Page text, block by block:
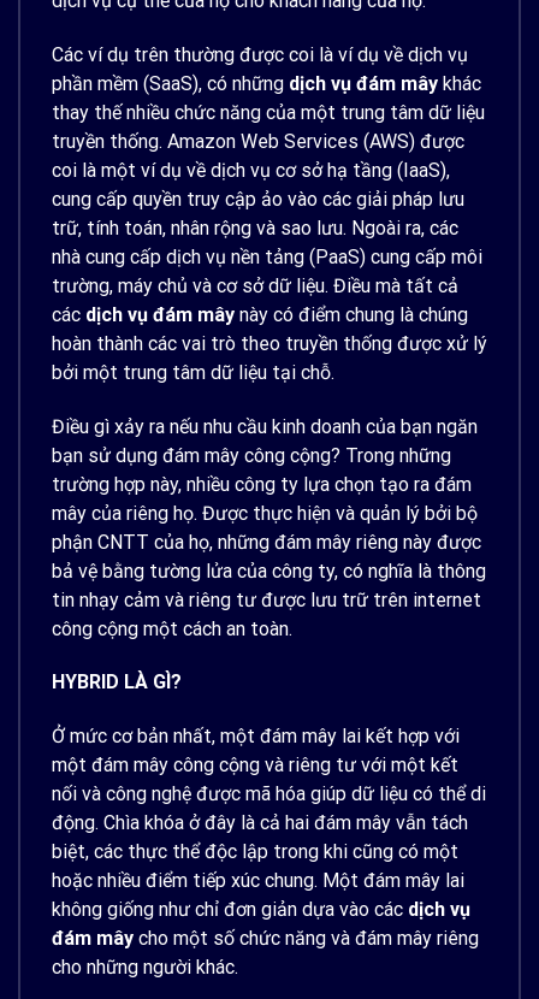
Các ví dụ trên thường được coi là ví dụ về dịch vụ
phần mềm (SaaS), có những dịch vụ đám mây khác
thay thế nhiều chức năng của một trung tâm dữ liệu
truyền thống. Amazon Web Services (AWS) được
coi là một ví dụ về dịch vụ cơ sở hạ tầng (IaaS),
cung cấp quyền truy cập ảo vào các giải pháp lưu
trữ, tính toán, nhân rộng và sao lưu. Ngoài ra, các
nhà cung cấp dịch vụ nền tảng (PaaS) cung cấp môi
trường, máy chủ và cơ sở dữ liệu. Điều mà tất cả
các dịch vụ đám mây này có điểm chung là chúng
hoàn thành các vai trò theo truyền thống được xử lý
bởi một trung tâm dữ liệu tại chỗ.
Điều gì xảy ra nếu nhu cầu kinh doanh của bạn ngăn
bạn sử dụng đám mây công cộng? Trong những
trường hợp này, nhiều công ty lựa chọn tạo ra đám
mây của riêng họ. Được thực hiện và quản lý bởi bộ
phận CNTT của họ, những đám mây riêng này được
bả vệ bằng tường lửa của công ty, có nghĩa là thông
tin nhạy cảm và riêng tư được lưu trữ trên internet
công cộng một cách an toàn.
HYBRID LÀ GÌ?
Ở mức cơ bản nhất, một đám mây lai kết hợp với
một đám mây công cộng và riêng tư với một kết
nối và công nghệ được mã hóa giúp dữ liệu có thể di
động. Chìa khóa ở đây là cả hai đám mây vẫn tách
biệt, các thực thể độc lập trong khi cũng có một
hoặc nhiều điểm tiếp xúc chung. Một đám mây lai
không giống như chỉ đơn giản dựa vào các dịch vụ
đám mây cho một số chức năng và đám mây riêng
cho những người khác.